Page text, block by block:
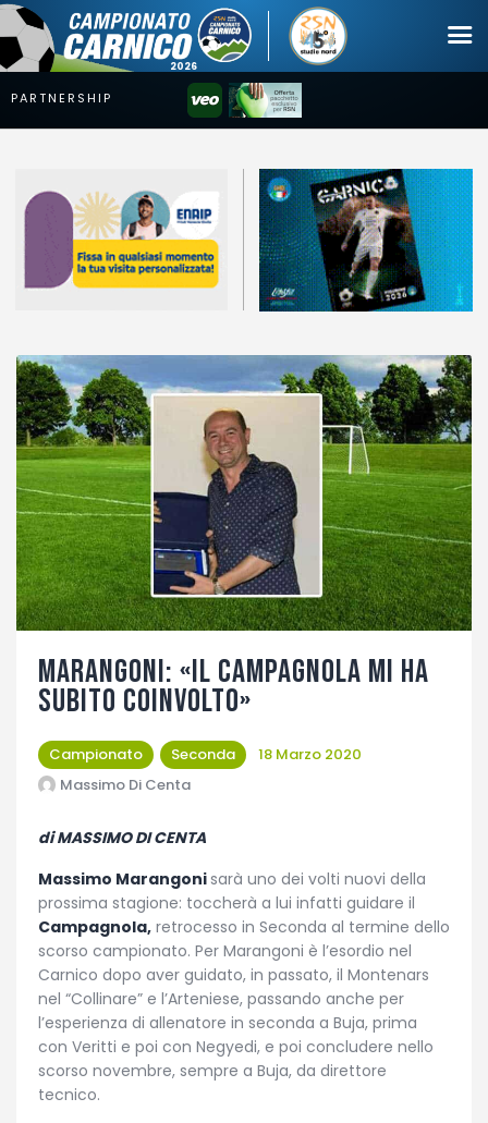
Coppa
Squadre
Calendari
Mercato
Erreà Cup
Giovanile
Video
Fotogallery
Marangoni: «Il Campagnola mi ha
subito coinvolto»
Campionato Seconda
18 Marzo 2020
Massimo Di Centa
di MASSIMO DI CENTA
Massimo Marangonisarà uno dei volti nuovi della
prossima stagione: toccherà a lui infatti guidare il
Campagnola, retrocesso in Seconda al termine dello
scorso campionato. Per Marangoni è l’esordio nel
Carnico dopo aver guidato, in passato, il Montenars
nel “Collinare” e l’Arteniese, passando anche per
l’esperienza di allenatore in seconda a Buja, prima
con Veritti e poi con Negyedi, e poi concludere nello
scorso novembre, sempre a Buja, da direttore
tecnico.